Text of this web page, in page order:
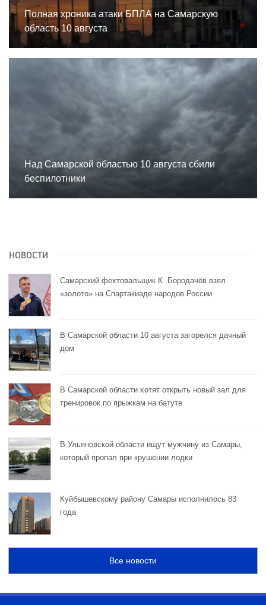
Полная хроника атаки БПЛА на Самарскую
область 10 августа
Над Самарской областью 10 августа сбили
беспилотники
НОВОСТИ
Самарский фехтовальщик К. Бородачёв взял
«золото» на Спартакиаде народов России
В Самарской области 10 августа загорелся дачный
дом
В Самарской области хотят открыть новый зал для
тренировок по прыжкам на батуте
В Ульяновской области ищут мужчину из Самары,
который пропал при крушении лодки
Куйбышевскому району Самары исполнилось 83
года
Все новости